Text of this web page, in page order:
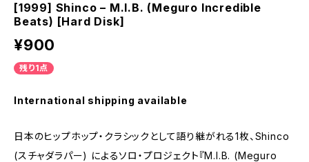
[1999] Shinco – M.I.B. (Meguro Incredible
Beats) [Hard Disk]
¥900
残り1点
International shipping available
日本のヒップホップ・クラシックとして語り継がれる1枚、Shinco
(スチャダラパー) によるソロ・プロジェクト『M.I.B. (Meguro